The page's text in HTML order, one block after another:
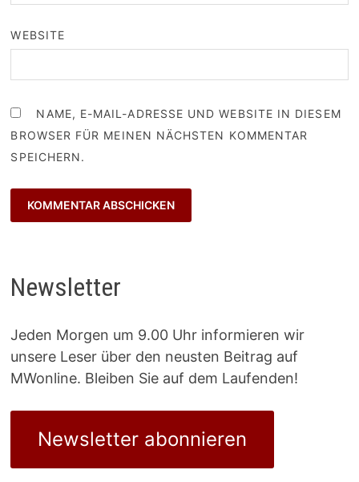
WEBSITE
NAME, E-MAIL-ADRESSE UND WEBSITE IN DIESEM
BROWSER FÜR MEINEN NÄCHSTEN KOMMENTAR
SPEICHERN.
Newsletter
Jeden Morgen um 9.00 Uhr informieren wir
unsere Leser über den neusten Beitrag auf
MWonline. Bleiben Sie auf dem Laufenden!
Newsletter abonnieren